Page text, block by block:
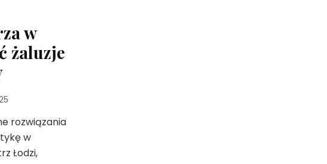
w
żaluzje
rozwiązania
w
Łodzi,